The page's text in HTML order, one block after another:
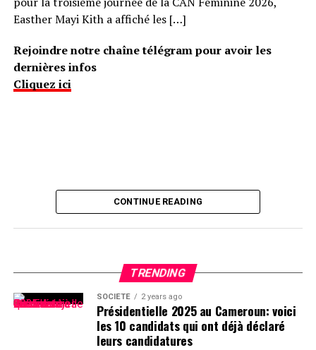
Easther Mayi Kith a affiché les […]
Rejoindre notre chaîne télégram pour avoir les
dernières infos
Cliquez ici
CONTINUE READING
TRENDING
SOCIÉTÉ 2 years ago
Présidentielle 2025 au Cameroun: voici
les 10 candidats qui ont déjà déclaré
leurs candidatures